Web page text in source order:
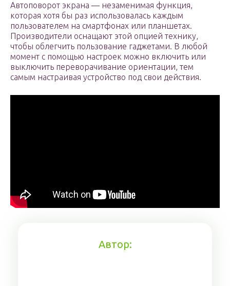
Автоповорот экрана — незаменимая функция,
которая хотя бы раз использовалась каждым
пользователем на смартфонах или планшетах.
Производители оснащают этой опцией технику,
чтобы облегчить пользование гаджетами. В любой
момент с помощью настроек можно включить или
выключить переворачивание ориентации, тем
самым настраивая устройство под свои действия.
Автор: